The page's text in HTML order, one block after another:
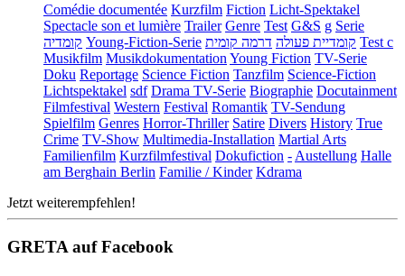
Comédie documentée Kurzfilm Fiction Licht-Spektakel
Spectacle son et lumière Trailer Genre Test G&S g Serie
קומדיה Young-Fiction-Serie קומדיית פעולה דרמה קומית
Test c
Musikfilm Musikdokumentation Young Fiction TV-Serie
Doku Reportage Science Fiction Tanzfilm Science-Fiction
Lichtspektakel sdf Drama TV-Serie Biographie Docutainment
Filmfestival Western Festival Romantik TV-Sendung
Spielfilm Genres Horror-Thriller Satire Divers History True
Crime TV-Show Multimedia-Installation Martial Arts
Familienfilm Kurzfilmfestival Dokufiction - Austellung Halle
am Berghain Berlin Familie / Kinder Kdrama
Jetzt weiterempfehlen!
GRETA auf Facebook